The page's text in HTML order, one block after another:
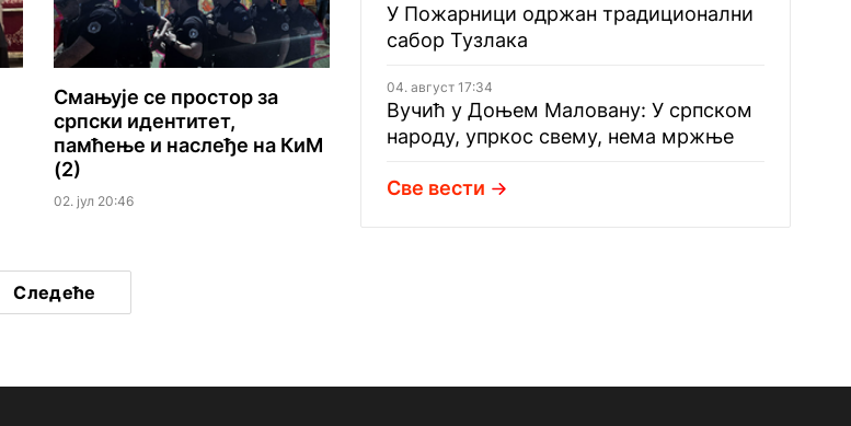
Смањује се простор за
српски идентитет,
памћење и наслеђе на КиМ
(2)
02. јул 20:46
Следеће
У Пожарници одржан традиционални
сабор Тузлака
04. август 17:34
Вучић у Доњем Маловану: У српском
народу, упркос свему, нема мржње
Све вести